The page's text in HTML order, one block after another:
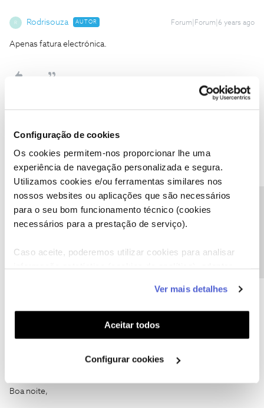
Configuração de cookies
Os cookies permitem-nos proporcionar lhe uma
experiência de navegação personalizada e segura.
Utilizamos cookies e/ou ferramentas similares nos
nossos websites ou aplicações que são necessários
para o seu bom funcionamento técnico (cookies
necessários para a prestação de serviço).
Caso aceite, poderemos utilizar cookies para analisar
funcionalidades (cookies de personalização e
funcionalidade) e adaptar anúncios aos seus interesses
(cookies de publicidade personalizada). Pode gerir a
utilização dos cookies clicando em "Configurar
Ver mais detalhes
Aceitar todos
Configurar cookies
R Rodrisouza AUTOR Forum|Forum|6 years ago
Apenas fatura electrónica.
Entao a que "vale" se refere?
Sem Debito Direto nao ha:
- oferta €25 em filmes do Videoclube;
- oferta de mensalidade ou desconto durante 24 meses, ou vale
desconto TV ou Smartphone, ou oferta de Eleven Sports + NOS
Play durante 4 meses.
quem se propõem ajudar sem nada em troca... nem mesmo um
Boa noite,